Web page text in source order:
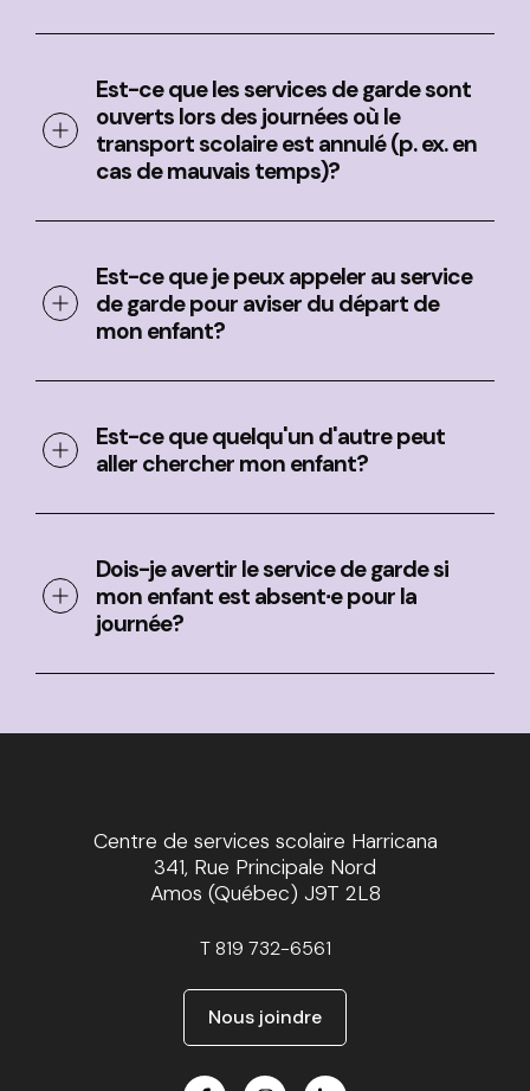
Est-ce que les services de garde sont
ouverts lors des journées où le
transport scolaire est annulé (p. ex. en
cas de mauvais temps)?
Est-ce que je peux appeler au service
de garde pour aviser du départ de
mon enfant?
Est-ce que quelqu'un d'autre peut
aller chercher mon enfant?
Dois-je avertir le service de garde si
mon enfant est absent∙e pour la
journée?
Centre de services scolaire Harricana
341, Rue Principale Nord
Amos (Québec) J9T 2L8
T 819 732-6561
Nous joindre